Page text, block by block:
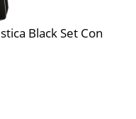
Black Set Con